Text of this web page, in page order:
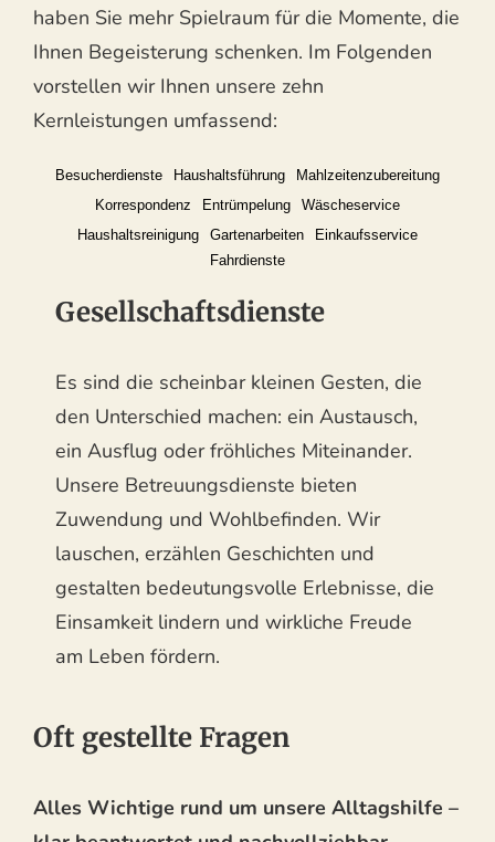
haben Sie mehr Spielraum für die Momente, die
Ihnen Begeisterung schenken. Im Folgenden
vorstellen wir Ihnen unsere zehn
Kernleistungen umfassend:
Besucherdienste Haushaltsführung
Mahlzeitenzubereitung
Korrespondenz
Entrümpelung
Wäscheservice
Haushaltsreinigung
Gartenarbeiten
Einkaufsservice
Fahrdienste
Gesellschaftsdienste
Es sind die scheinbar kleinen Gesten, die
den Unterschied machen: ein Austausch,
ein Ausflug oder fröhliches Miteinander.
Unsere Betreuungsdienste bieten
Zuwendung und Wohlbefinden. Wir
lauschen, erzählen Geschichten und
gestalten bedeutungsvolle Erlebnisse, die
Einsamkeit lindern und wirkliche Freude
am Leben fördern.
Oft gestellte Fragen
Alles Wichtige rund um unsere Alltagshilfe –